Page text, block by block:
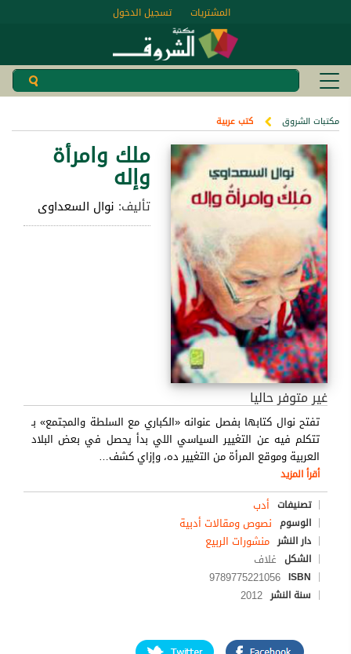
تسجيل الدخول المشتريات
مكتبات الشروق كتب عربية
ملك وامرأة
وإله
تأليف: نوال السعداوى
غير متوفر حاليا
تفتح نوال كتابها بفصل عنوانه «الكباري مع السلطة والمجتمع» بـ
تتكلم فيه عن التغيير السياسي اللي بدأ يحصل في بعض البلاد
العربية وموقع المرأة من التغيير ده، وإزاي كشف…
أقرأ المزيد
تصنيفات أدب
الوسوم نصوص ومقالات أدبية
دار النشر منشورات الربيع
الشكل غلاف
ISBN
9789775221056
سنة النشر 2012